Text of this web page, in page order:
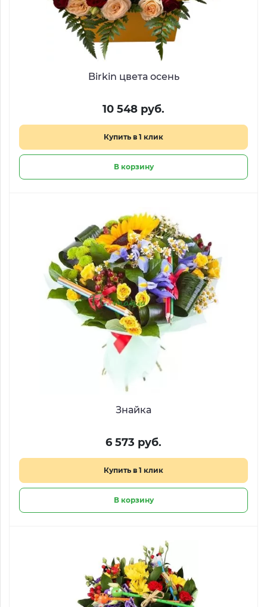
Birkin цвета осень
10 548 руб.
Купить в 1 клик
В корзину
Знайка
6 573 руб.
Купить в 1 клик
В корзину